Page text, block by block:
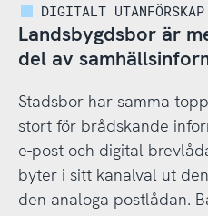
DIGITALT
Landsbygdsbor är
del av
Stadsbor har samma
stort för brådskande
e-post och digital
byter i sitt kanalval ut
den analoga postlådan.